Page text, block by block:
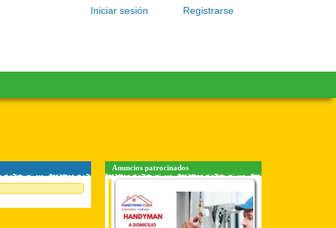
Registrarse
Iniciar sesión
Anuncios patrocinados